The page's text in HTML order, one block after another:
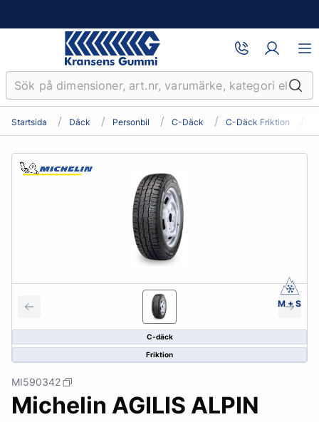
Startsida Däck Personbil C-Däck C-Däck Friktion
C-däck
Friktion
M + S
MI590342
Michelin AGILIS ALPIN